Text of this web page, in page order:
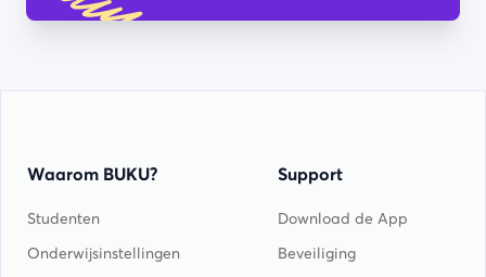
Waarom BUKU?
Studenten
Onderwijsinstellingen
Support
Download de App
Beveiliging